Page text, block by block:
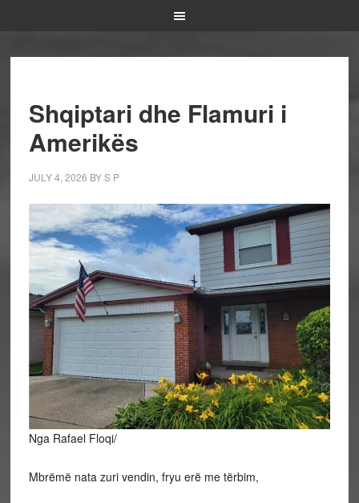
Shqiptari dhe Flamuri i
Amerikës
JULY 4, 2026 BYS P
Nga Rafael Floqi/
Mbrëmë nata zuri vendin, fryu erë me tërbim,